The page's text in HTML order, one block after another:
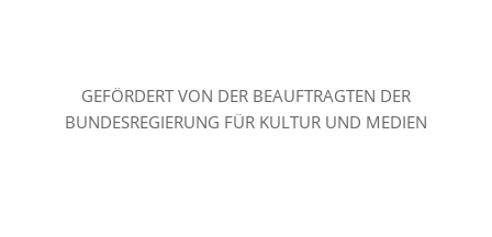
GEFÖRDERT VON DER BEAUFTRAGTEN DER
BUNDESREGIERUNG FÜR KULTUR UND MEDIEN